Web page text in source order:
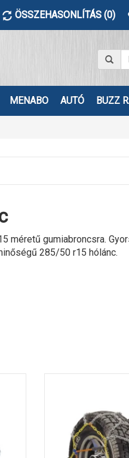
ÖSSZEHASONLÍTÁS (0)
MENABO AUTÓ BUZZ
méretű gumiabroncsra.
285/50 r15 hólánc.